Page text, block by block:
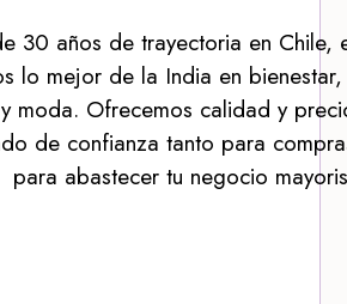
30 años de trayectoria en Chile,
lo mejor de la India en
moda. Ofrecemos calidad y
de confianza tanto para
para abastecer tu negocio